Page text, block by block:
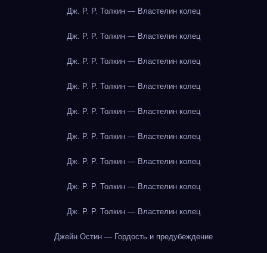
Дж. Р. Р. Толкин — Властелин колец
Дж. Р. Р. Толкин — Властелин колец
Дж. Р. Р. Толкин — Властелин колец
Дж. Р. Р. Толкин — Властелин колец
Дж. Р. Р. Толкин — Властелин колец
Дж. Р. Р. Толкин — Властелин колец
Дж. Р. Р. Толкин — Властелин колец
Дж. Р. Р. Толкин — Властелин колец
Дж. Р. Р. Толкин — Властелин колец
Джейн Остин — Гордость и предубеждение